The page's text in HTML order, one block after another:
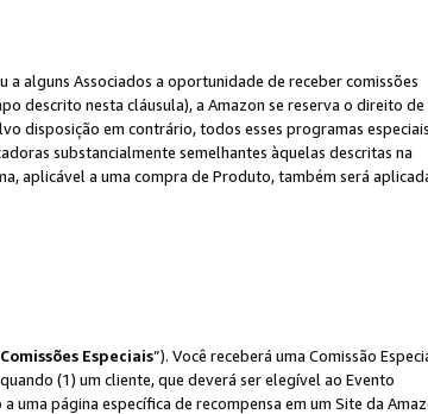
alguns Associados a oportunidade de receber comissões
descrito nesta cláusula), a Amazon se reserva o direito de
disposição em contrário, todos esses programas especiais
substancialmente semelhantes àquelas descritas na
aplicável a uma compra de Produto, também será
Comissões Especiais”). Você receberá uma Comissão
(1) um cliente, que deverá ser elegível ao Evento
uma página específica de recompensa em um Site da